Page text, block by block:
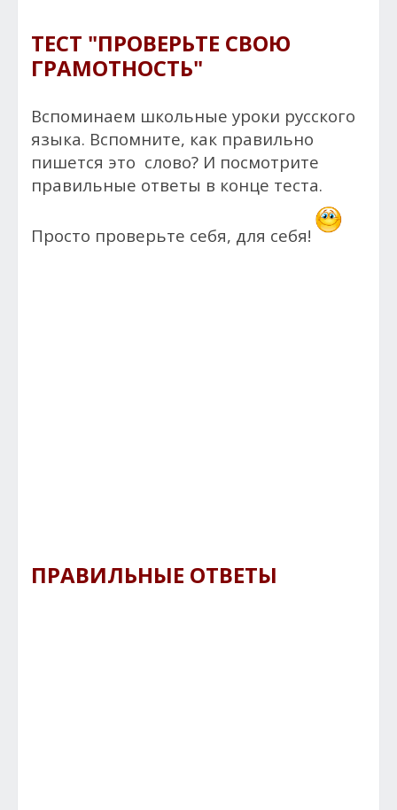
ТЕСТ "ПРОВЕРЬТЕ СВОЮ
ГРАМОТНОСТЬ"
Вспоминаем школьные уроки русского
языка. Вспомните, как правильно
пишется это слово? И посмотрите
правильные ответы в конце теста.
Просто проверьте себя, для себя!
ПРАВИЛЬНЫЕ ОТВЕТЫ